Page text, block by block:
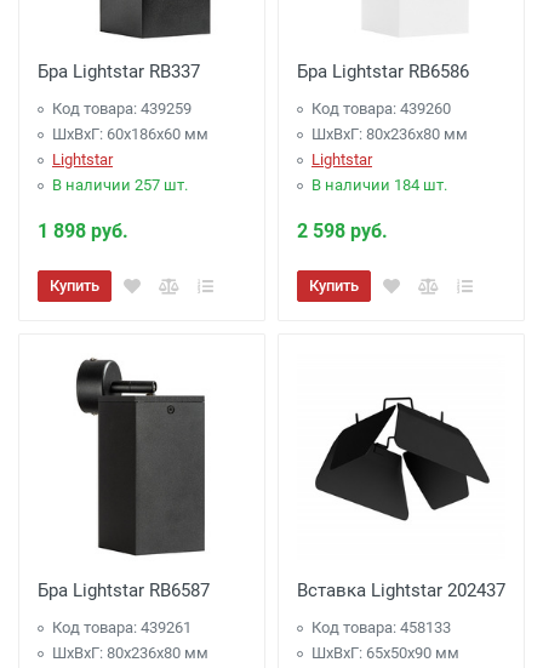
Бра Lightstar RB337
Код товара: 439259
ШхВхГ: 60x186x60 мм
Lightstar
В наличии 257 шт.
1 898 руб.
Купить
Бра Lightstar RB6586
Код товара: 439260
ШхВхГ: 80x236x80 мм
Lightstar
В наличии 184 шт.
2 598 руб.
Купить
Бра Lightstar RB6587
Код товара: 439261
ШхВхГ: 80x236x80 мм
Вставка Lightstar 202437
Код товара: 458133
ШхВхГ: 65x50x90 мм